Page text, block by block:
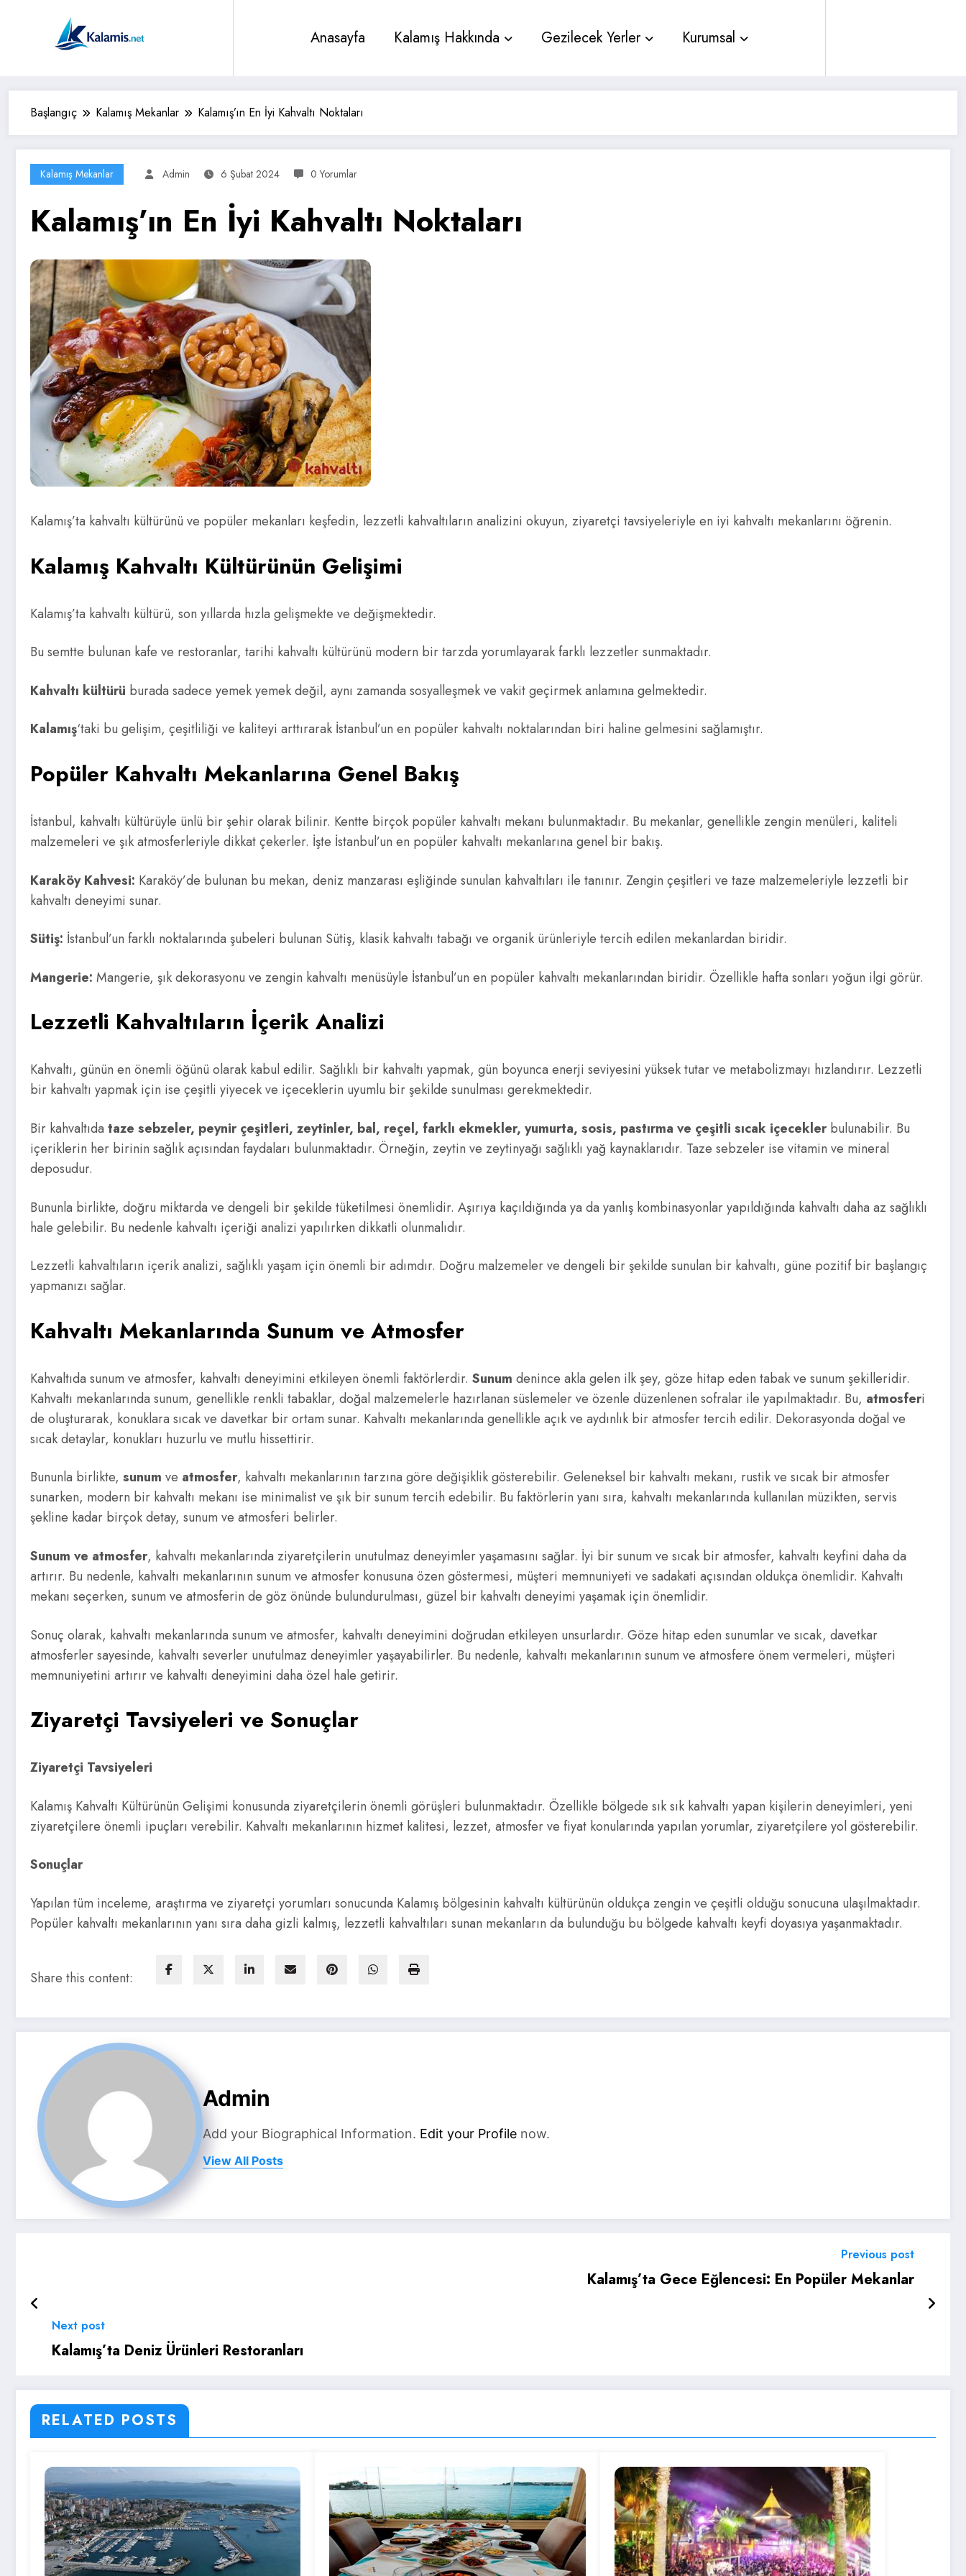
Anasayfa Kalamış Hakkında Gezilecek Yerler Kurumsal
Başlangıç Kalamış Mekanlar Kalamış’ın En İyi Kahvaltı Noktaları
Kalamış Mekanlar Admin 6 Şubat 2024 0 Yorumlar
Kalamış’ın En İyi Kahvaltı Noktaları
Kalamış’ta kahvaltı kültürünü ve popüler mekanları keşfedin, lezzetli kahvaltıların analizini okuyun, ziyaretçi tavsiyeleriyle en iyi kahvaltı mekanlarını öğrenin.
Kalamış Kahvaltı Kültürünün Gelişimi
Kalamış’ta kahvaltı kültürü, son yıllarda hızla gelişmekte ve değişmektedir.
Bu semtte bulunan kafe ve restoranlar, tarihi kahvaltı kültürünü modern bir tarzda yorumlayarak farklı lezzetler sunmaktadır.
Kahvaltı kültürü burada sadece yemek yemek değil, aynı zamanda sosyalleşmek ve vakit geçirmek anlamına gelmektedir.
Kalamış‘taki bu gelişim, çeşitliliği ve kaliteyi arttırarak İstanbul’un en popüler kahvaltı noktalarından biri haline gelmesini sağlamıştır.
Popüler Kahvaltı Mekanlarına Genel Bakış
İstanbul, kahvaltı kültürüyle ünlü bir şehir olarak bilinir. Kentte birçok popüler kahvaltı mekanı bulunmaktadır. Bu mekanlar, genellikle zengin menüleri, kaliteli
malzemeleri ve şık atmosferleriyle dikkat çekerler. İşte İstanbul’un en popüler kahvaltı mekanlarına genel bir bakış.
Karaköy Kahvesi: Karaköy’de bulunan bu mekan, deniz manzarası eşliğinde sunulan kahvaltıları ile tanınır. Zengin çeşitleri ve taze malzemeleriyle lezzetli bir
kahvaltı deneyimi sunar.
Sütiş: İstanbul’un farklı noktalarında şubeleri bulunan Sütiş, klasik kahvaltı tabağı ve organik ürünleriyle tercih edilen mekanlardan biridir.
Mangerie: Mangerie, şık dekorasyonu ve zengin kahvaltı menüsüyle İstanbul’un en popüler kahvaltı mekanlarından biridir. Özellikle hafta sonları yoğun ilgi görür.
Lezzetli Kahvaltıların İçerik Analizi
Kahvaltı, günün en önemli öğünü olarak kabul edilir. Sağlıklı bir kahvaltı yapmak, gün boyunca enerji seviyesini yüksek tutar ve metabolizmayı hızlandırır. Lezzetli
bir kahvaltı yapmak için ise çeşitli yiyecek ve içeceklerin uyumlu bir şekilde sunulması gerekmektedir.
Bir kahvaltıda taze sebzeler, peynir çeşitleri, zeytinler, bal, reçel, farklı ekmekler, yumurta, sosis, pastırma ve çeşitli sıcak içeceklerbulunabilir. Bu
içeriklerin her birinin sağlık açısından faydaları bulunmaktadır. Örneğin, zeytin ve zeytinyağı sağlıklı yağ kaynaklarıdır. Taze sebzeler ise vitamin ve mineral
deposudur.
Bununla birlikte, doğru miktarda ve dengeli bir şekilde tüketilmesi önemlidir. Aşırıya kaçıldığında ya da yanlış kombinasyonlar yapıldığında kahvaltı daha az sağlıklı
hale gelebilir. Bu nedenle kahvaltı içeriği analizi yapılırken dikkatli olunmalıdır.
Lezzetli kahvaltıların içerik analizi, sağlıklı yaşam için önemli bir adımdır. Doğru malzemeler ve dengeli bir şekilde sunulan bir kahvaltı, güne pozitif bir başlangıç
yapmanızı sağlar.
Kahvaltı Mekanlarında Sunum ve Atmosfer
Kahvaltıda sunum ve atmosfer, kahvaltı deneyimini etkileyen önemli faktörlerdir. Sunum denince akla gelen ilk şey, göze hitap eden tabak ve sunum şekilleridir.
Kahvaltı mekanlarında sunum, genellikle renkli tabaklar, doğal malzemelerle hazırlanan süslemeler ve özenle düzenlenen sofralar ile yapılmaktadır. Bu, atmosferi
de oluşturarak, konuklara sıcak ve davetkar bir ortam sunar. Kahvaltı mekanlarında genellikle açık ve aydınlık bir atmosfer tercih edilir. Dekorasyonda doğal ve
sıcak detaylar, konukları huzurlu ve mutlu hissettirir.
Bununla birlikte, sunum ve atmosfer, kahvaltı mekanlarının tarzına göre değişiklik gösterebilir. Geleneksel bir kahvaltı mekanı, rustik ve sıcak bir atmosfer
sunarken, modern bir kahvaltı mekanı ise minimalist ve şık bir sunum tercih edebilir. Bu faktörlerin yanı sıra, kahvaltı mekanlarında kullanılan müzikten, servis
şekline kadar birçok detay, sunum ve atmosferi belirler.
Sunum ve atmosfer, kahvaltı mekanlarında ziyaretçilerin unutulmaz deneyimler yaşamasını sağlar. İyi bir sunum ve sıcak bir atmosfer, kahvaltı keyfini daha da
artırır. Bu nedenle, kahvaltı mekanlarının sunum ve atmosfer konusuna özen göstermesi, müşteri memnuniyeti ve sadakati açısından oldukça önemlidir. Kahvaltı
mekanı seçerken, sunum ve atmosferin de göz önünde bulundurulması, güzel bir kahvaltı deneyimi yaşamak için önemlidir.
Sonuç olarak, kahvaltı mekanlarında sunum ve atmosfer, kahvaltı deneyimini doğrudan etkileyen unsurlardır. Göze hitap eden sunumlar ve sıcak, davetkar
atmosferler sayesinde, kahvaltı severler unutulmaz deneyimler yaşayabilirler. Bu nedenle, kahvaltı mekanlarının sunum ve atmosfere önem vermeleri, müşteri
memnuniyetini artırır ve kahvaltı deneyimini daha özel hale getirir.
Ziyaretçi Tavsiyeleri ve Sonuçlar
Ziyaretçi Tavsiyeleri
Kalamış Kahvaltı Kültürünün Gelişimi konusunda ziyaretçilerin önemli görüşleri bulunmaktadır. Özellikle bölgede sık sık kahvaltı yapan kişilerin deneyimleri, yeni
ziyaretçilere önemli ipuçları verebilir. Kahvaltı mekanlarının hizmet kalitesi, lezzet, atmosfer ve fiyat konularında yapılan yorumlar, ziyaretçilere yol gösterebilir.
Sonuçlar
Yapılan tüm inceleme, araştırma ve ziyaretçi yorumları sonucunda Kalamış bölgesinin kahvaltı kültürünün oldukça zengin ve çeşitli olduğu sonucuna ulaşılmaktadır.
Popüler kahvaltı mekanlarının yanı sıra daha gizli kalmış, lezzetli kahvaltıları sunan mekanların da bulunduğu bu bölgede kahvaltı keyfi doyasıya yaşanmaktadır.
Share this content:
Admin
Add your Biographical Information. Edit your Profile now.
View All Posts
Previous post
Kalamış’ta Gece Eğlencesi: En Popüler Mekanlar
Next post
Kalamış’ta Deniz Ürünleri Restoranları
RELATED POSTS